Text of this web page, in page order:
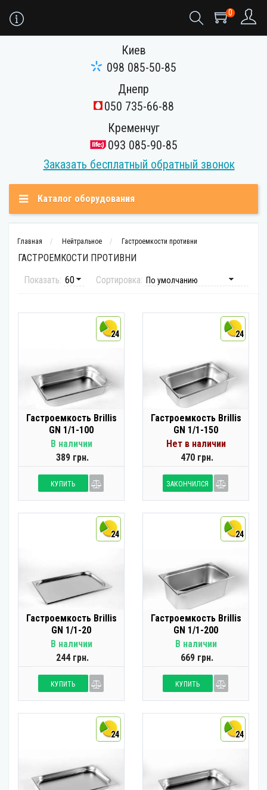
0
Киев
098 085-50-85
Днепр
050 735-66-88
Кременчуг
093 085-90-85
Заказать бесплатный обратный звонок
Каталог оборудования
Главная Нейтральное Гастроемкости противни
ГАСТРОЕМКОСТИ ПРОТИВНИ
Показать:
Сортировка:
24
Гастроемкость Brillis
GN 1/1-100
В наличии
389 грн.
КУПИТЬ
24
Гастроемкость Brillis
GN 1/1-150
Нет в наличии
470 грн.
ЗАКОНЧИЛСЯ
24
Гастроемкость Brillis
GN 1/1-20
В наличии
244 грн.
КУПИТЬ
24
Гастроемкость Brillis
GN 1/1-200
В наличии
669 грн.
КУПИТЬ
24 24